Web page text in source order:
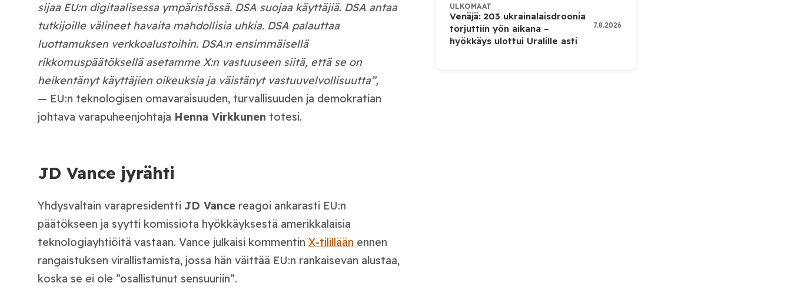
sijaa EU:n digitaalisessa ympäristössä. DSA suojaa käyttäjiä. DSA antaa
tutkijoille välineet havaita mahdollisia uhkia. DSA palauttaa
luottamuksen verkkoalustoihin. DSA:n ensimmäisellä
rikkomuspäätöksellä asetamme X:n vastuuseen siitä, että se on
heikentänyt käyttäjien oikeuksia ja väistänyt vastuuvelvollisuutta”,
— EU:n teknologisen omavaraisuuden, turvallisuuden ja demokratian
johtava varapuheenjohtaja Henna Virkkunen totesi.
JD Vance jyrähti
Yhdysvaltain varapresidentti JD Vance reagoi ankarasti EU:n
päätökseen ja syytti komissiota hyökkäyksestä amerikkalaisia
teknologiayhtiöitä vastaan. Vance julkaisi kommentin X-tilillään ennen
rangaistuksen virallistamista, jossa hän väittää EU:n rankaisevan alustaa,
koska se ei ole ”osallistunut sensuuriin”.
ULKOMAAT
Venäjä: 203 ukrainalaisdroonia
torjuttiin yön aikana –
hyökkäys ulottui Uralille asti
7.8.2026